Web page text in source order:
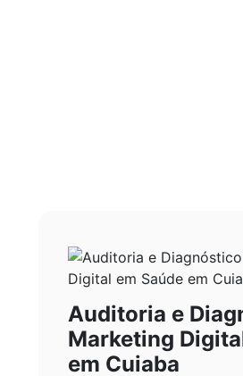
Auditoria e
Marketing
em Cuiaba